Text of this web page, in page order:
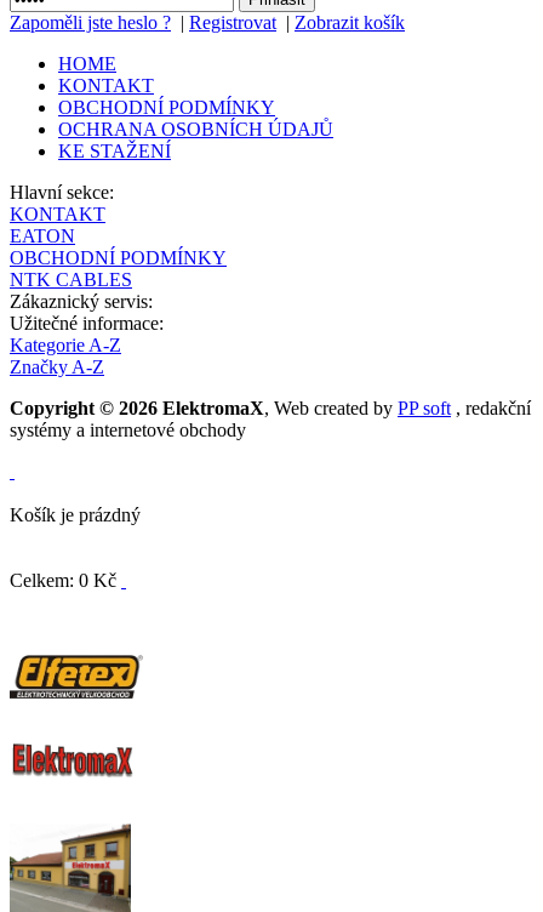
Zapoměli jste heslo ? | Registrovat | Zobrazit košík
HOME
KONTAKT
OBCHODNÍ PODMÍNKY
OCHRANA OSOBNÍCH ÚDAJŮ
KE STAŽENÍ
Hlavní sekce:
KONTAKT
EATON
OBCHODNÍ PODMÍNKY
NTK CABLES
Zákaznický servis:
Užitečné informace:
Kategorie A-Z
Značky A-Z
Copyright © 2026 ElektromaX, Web created by PP soft , redakční
systémy a internetové obchody
Košík je prázdný
Celkem: 0 Kč